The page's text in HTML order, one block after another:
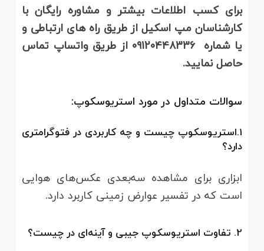
برای کسب اطلاعات بیشتر و مشاوره رایگان با
کارشناسان مپ اسکیل از طریق راه های ارتباطی و
یا شماره 09120448336 از طریق واتساپ تماس
حاصل نمایید.
سوالات متداول در مورد استریوسکوپ:
1.استریوسکوپ چیست و چه کاربردی در فتوگرامتری
دارد؟
ابزاری برای مشاهده سه‌بعدی عکس‌های هوایی
است که در تفسیر عوارض زمینی کاربرد دارد.
2. تفاوت استریوسکوپ جیبی و آینه‌ای در چیست؟